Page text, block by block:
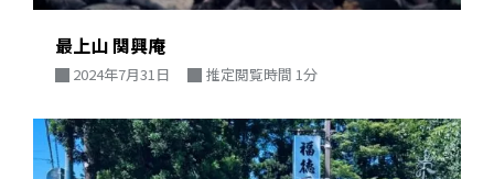
最上山 関興庵
2024年7月31日 推定閲覧時間 1分